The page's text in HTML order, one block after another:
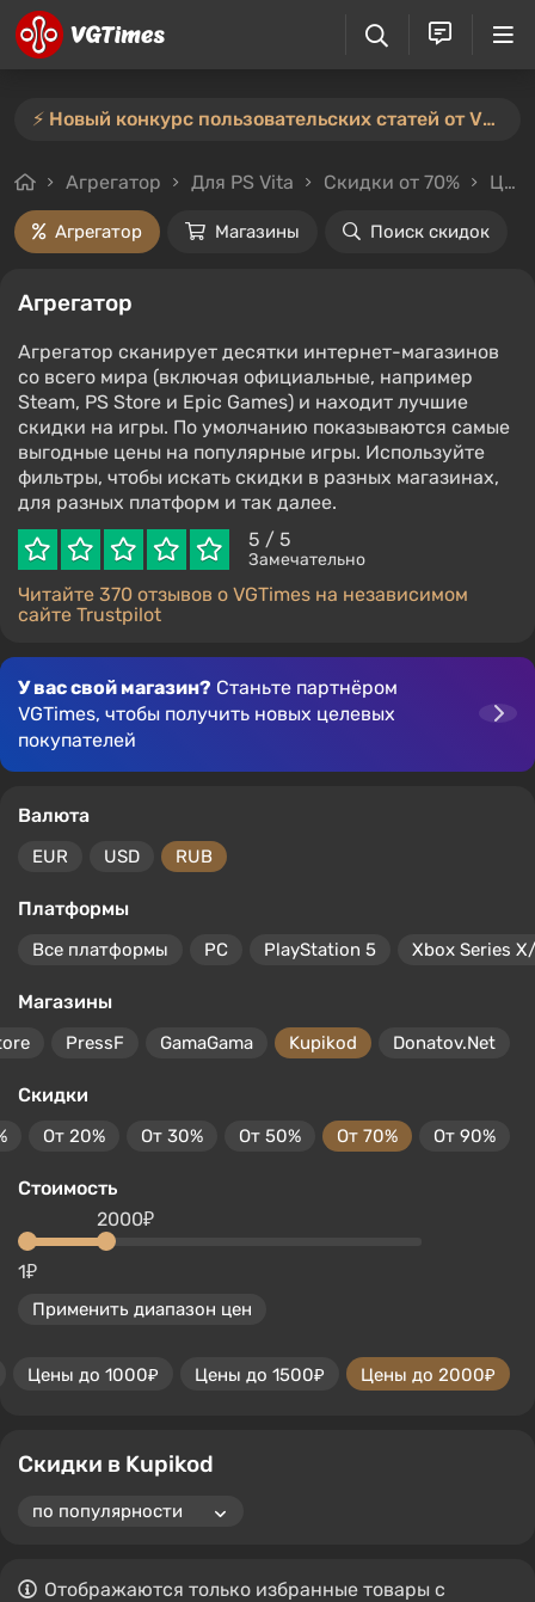
⚡️ Новый конкурс пользовательских статей от VGTimes — участвуйте тут ⚡️
Агрегатор Для PS Vita Скидки от 70% Цены до 2000₽
Агрегатор Магазины Поиск скидок
Агрегатор
Агрегатор сканирует десятки интернет-магазинов
со всего мира (включая официальные, например
Steam, PS Store и Epic Games) и находит лучшие
скидки на игры. По умолчанию показываются самые
выгодные цены на популярные игры. Используйте
фильтры, чтобы искать скидки в разных магазинах,
для разных платформ и так далее.
5 / 5
Замечательно
Читайте 370 отзывов о VGTimes на независимом
сайте Trustpilot
У вас свой магазин? Станьте партнёром
VGTimes, чтобы получить новых целевых
покупателей
Валюта
EUR USD RUB
Платформы
Все платформы PC PlayStation 5 Xbox Series
Магазины
PressF GamaGama Kupikod Donatov.Net
Скидки
От 20% От 30% От 50% От 70% От 90%
Стоимость
1₽
2000₽
Применить диапазон цен
Цены до 1000₽ Цены до 1500₽ Цены до 2000₽
Скидки в Kupikod
Отображаются только избранные товары с